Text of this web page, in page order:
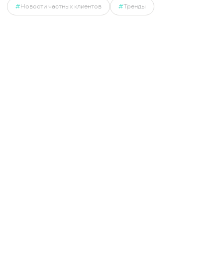
#Новости частных клиентов #Тренды